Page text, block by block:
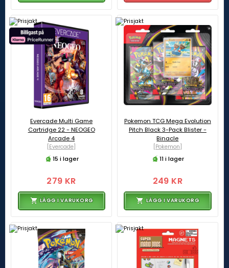
Evercade Multi Game
Cartridge 22 - NEOGEO
Arcade 4
[Evercade]
15 i lager
279 KR
LÄGG I VARUKORG
Pokemon TCG Mega Evolution
Pitch Black 3-Pack Blister -
Binacle
[Pokemon]
11 i lager
249 KR
LÄGG I VARUKORG